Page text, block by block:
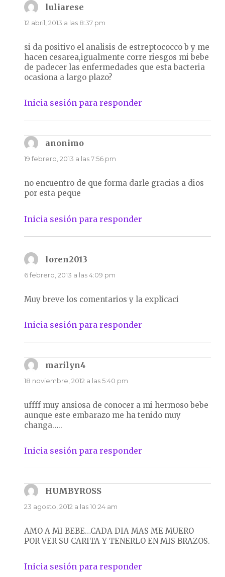
luliarese
12 abril, 2013 a las 8:37 pm
si da positivo el analisis de estreptococco b y me
hacen cesarea,igualmente corre riesgos mi bebe
de padecer las enfermedades que esta bacteria
ocasiona a largo plazo?
Inicia sesión para responder
anonimodice:
19 febrero, 2013 a las 7:56 pm
no encuentro de que forma darle gracias a dios
por esta peque
Inicia sesión para responder
loren2013
6 febrero, 2013 a las 4:09 pm
Muy breve los comentarios y la explicaci
Inicia sesión para responder
marilyn4
18 noviembre, 2012 a las 5:40 pm
uffff muy ansiosa de conocer a mi hermoso bebe
aunque este embarazo me ha tenido muy
changa…..
Inicia sesión para responder
HUMBYROSSdice:
23 agosto, 2012 a las 10:24 am
AMO A MI BEBE…CADA DIA MAS ME MUERO
POR VER SU CARITA Y TENERLO EN MIS BRAZOS.
Inicia sesión para responder